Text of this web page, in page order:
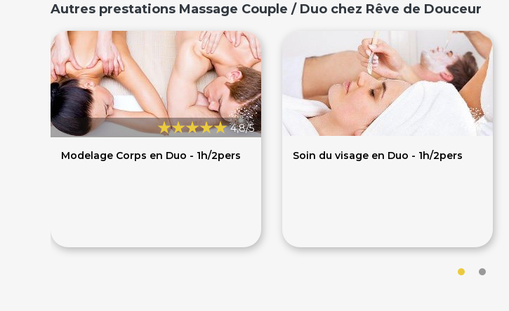
Autres prestations Massage Couple / Duo chez Rêve de Douceur
4,8/5
Modelage Corps en Duo - 1h/2pers Soin du visage en Duo - 1h/2pers